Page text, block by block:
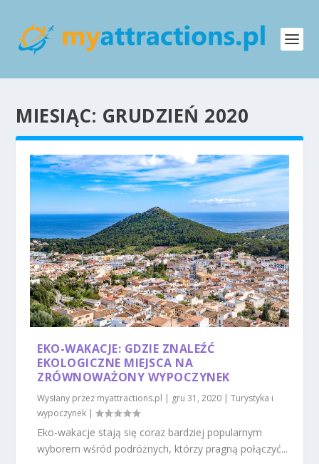
MIESIĄC: GRUDZIEŃ 2020
EKO-WAKACJE: GDZIE ZNALEŹĆ
EKOLOGICZNE MIEJSCA NA
ZRÓWNOWAŻONY WYPOCZYNEK
Wysłany przez myattractions.pl | gru 31, 2020 |Turystyka i
wypoczynek |
Eko-wakacje stają się coraz bardziej popularnym
wyborem wśród podróżnych, którzy pragną połączyć...